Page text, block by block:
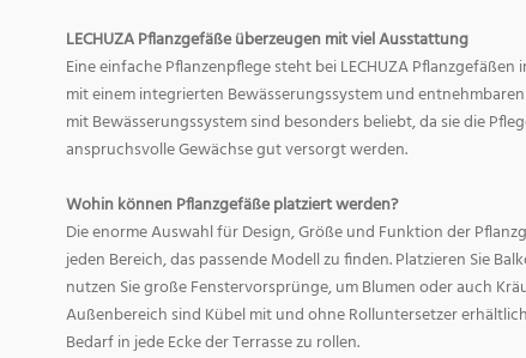
LECHUZA Pflanzgefäße überzeugen mit viel Ausstattung
Eine einfache Pflanzenpflege steht bei LECHUZA
mit einem integrierten Bewässerungssystem und
mit Bewässerungssystem sind besonders beliebt, da sie die
anspruchsvolle Gewächse gut versorgt werden.
Wohin können Pflanzgefäße platziert werden?
Die enorme Auswahl für Design, Größe und Funktion der
jeden Bereich, das passende Modell zu finden. Platzieren Sie
nutzen Sie große Fenstervorsprünge, um Blumen oder auch
Außenbereich sind Kübel mit und ohne Rolluntersetzer
Bedarf in jede Ecke der Terrasse zu rollen.